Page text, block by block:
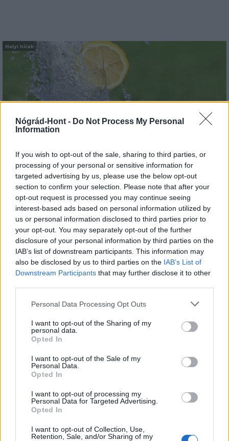
Nógrád-Hont - Do Not Process My Personal
Information
If you wish to opt-out of the sale, sharing to third parties, or
processing of your personal or sensitive information for
targeted advertising by us, please use the below opt-out
section to confirm your selection. Please note that after your
opt-out request is processed you may continue seeing
interest-based ads based on personal information utilized by
us or personal information disclosed to third parties prior to
your opt-out. You may separately opt-out of the further
disclosure of your personal information by third parties on the
IAB’s list of downstream participants. This information may
also be disclosed by us to third parties on the IAB’s List of
Downstream Participants that may further disclose it to other
Please note that this website/app uses one or more Google
not limited to your visit or usage behaviour. You may click to
grant or deny consent to Google and its third-party tags to
use your data for below specified purposes in below Google
consent section.
Personal Data Processing Opt Outs
I want to opt-out of the Sharing of my
personal data.
Opted In
I want to opt-out of the Sale of my
Personal Data.
Opted In
I want to opt-out of processing my
Personal Data for Targeted Advertising.
Opted In
I want to opt-out of Collection, Use,
Retention, Sale, and/or Sharing of my
Helyi hírek
Vasárnap Nógrádot is eléri a legmagasabb
MAGYAR ÉPÍTŐK
Mi épül?
Város-Teampannon Kereskedelmi és Szolgáltató Kft.
parkfelújítás
Újragondolják Lipótváros rejtett, zöld parkját
Indulhat a Honvéd tér megújításának tervezése, ahol a